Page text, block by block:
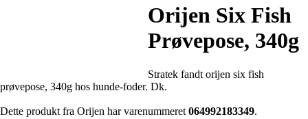
Orijen Six Fish
Prøvepose, 340g
Stratek fandt orijen six fish
prøvepose, 340g hos hunde-foder. Dk.
Dette produkt fra Orijen har varenummeret 064992183349.